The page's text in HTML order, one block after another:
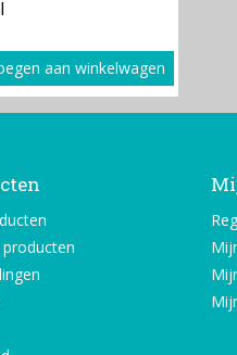
aan winkelwagen